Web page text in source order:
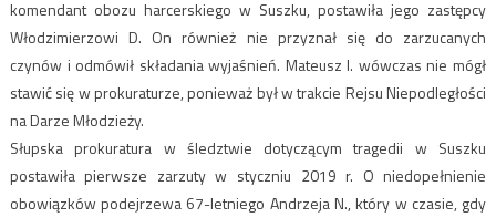
komendant obozu harcerskiego w Suszku, postawiła jego zastępcy
Włodzimierzowi D. On również nie przyznał się do zarzucanych
czynów i odmówił składania wyjaśnień. Mateusz I. wówczas nie mógł
stawić się w prokuraturze, ponieważ był w trakcie Rejsu Niepodległości
na Darze Młodzieży.
Słupska prokuratura w śledztwie dotyczącym tragedii w Suszku
postawiła pierwsze zarzuty w styczniu 2019 r. O niedopełnienie
obowiązków podejrzewa 67-letniego Andrzeja N., który w czasie, gdy